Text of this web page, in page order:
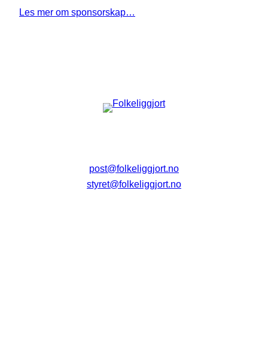
Les mer om sponsorskap…
post@folkeliggjort.no
styret@folkeliggjort.no